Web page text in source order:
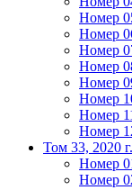
Номер
Номер
Номер
Номер
Номер
Номер
Номер
Номер
Том 33, 2020 г.
Номер
Номер